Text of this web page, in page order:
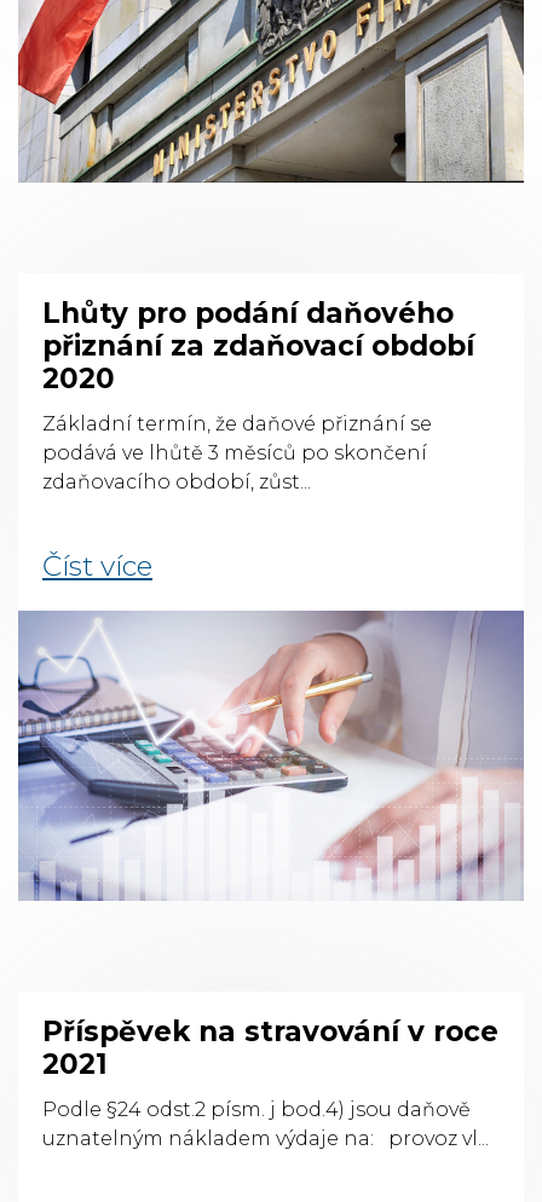
Lhůty pro podání daňového
přiznání za zdaňovací období
2020
Základní termín, že daňové přiznání se
podává ve lhůtě 3 měsíců po skončení
zdaňovacího období, zůst...
Číst více
Příspěvek na stravování v roce
2021
Podle §24 odst.2 písm. j bod.4) jsou daňově
uznatelným nákladem výdaje na: provoz vl...